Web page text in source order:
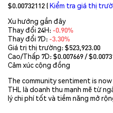
$0.00732112 (Kiểm tra giá thị
Xu hướng gần đây
Thay đổi 24H: -0.90%
Thay đổi 7D: -3.30%
Giá trị thị trường:$523,923.00
Cao/Thấp 7D: $0.007669/ $
Cảm xúc cộng đồng
The community sentiment is
THL là doanh thu mạnh mẽ từ
lý chi phí tốt và tiềm năng mở